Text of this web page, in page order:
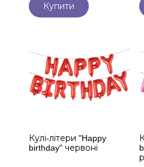
Купити
Кулі-літери "Happy
birthday" червоні